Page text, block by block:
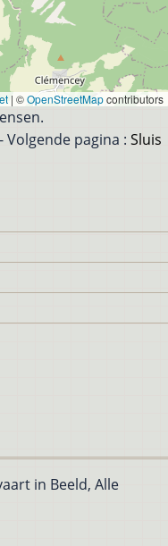
| ©OpenStreetMapcontributors
- Volgende pagina : Sluis
in Beeld, Alle